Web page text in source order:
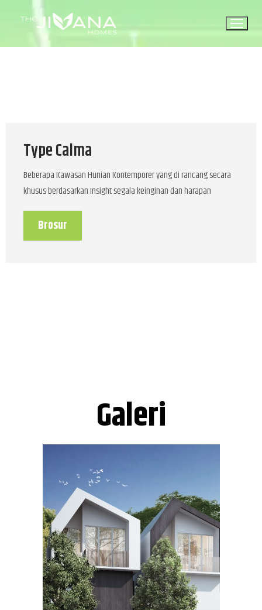
Type Calma
Beberapa Kawasan Hunian Kontemporer yang di rancang secara
khusus berdasarkan Insight segala keinginan dan harapan
Brosur
Galeri